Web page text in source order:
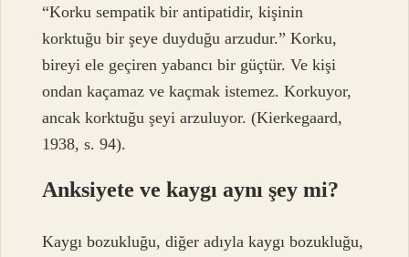
“Korku sempatik bir antipatidir, kişinin
korktuğu bir şeye duyduğu arzudur.” Korku,
bireyi ele geçiren yabancı bir güçtür. Ve kişi
ondan kaçamaz ve kaçmak istemez. Korkuyor,
ancak korktuğu şeyi arzuluyor. (Kierkegaard,
1938, s. 94).
Anksiyete ve kaygı aynı şey mi?
Kaygı bozukluğu, diğer adıyla kaygı bozukluğu,